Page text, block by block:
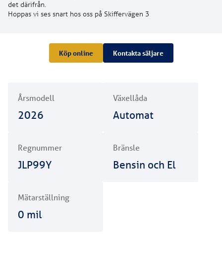
det därifrån.
Hoppas vi ses snart hos oss på Skiffervägen 3
Köp online Kontakta säljare
Årsmodell
2026
Växellåda
Automat
Regnummer
JLP99Y
Bränsle
Bensin och El
Mätarställning
0 mil